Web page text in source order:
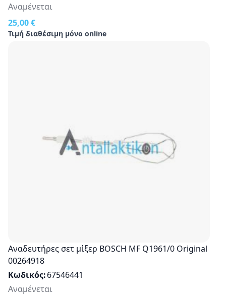
25,00 €
Τιμή διαθέσιμη μόνο online
Αναμένεται
Αναδευτήρες σετ μίξερ BOSCH MF Q1961/0 Original
00264918
Κωδικός 67546441
Αναμένεται